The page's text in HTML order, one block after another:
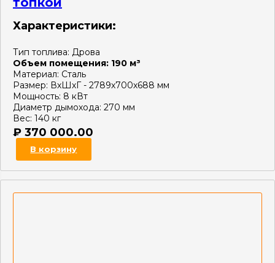
Характеристики:
Тип топлива: Дрова
Объем помещения: 190 м³
Материал: Сталь
Размер: ВхШхГ - 2789х700х688 мм
Мощность: 8 кВт
Диаметр дымохода: 270 мм
Вес: 140 кг
₽ 370 000.00
В корзину